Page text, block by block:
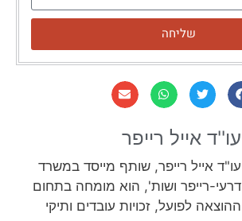
שליחה
עו''ד אייל רייפר​
עו"ד אייל רייפר, שותף מייסד במשרד
דרעי-רייפר ושות', הוא מומחה בתחום
ההוצאה לפועל, זכויות עובדים ותיקי